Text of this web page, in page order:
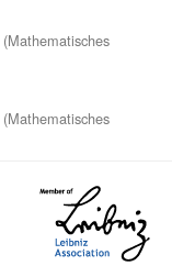
(Mathematisches
(Mathematisches